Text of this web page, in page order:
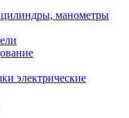
цилиндры, манометры
электрические